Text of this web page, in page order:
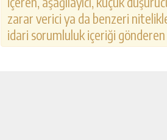
zarar verici ya da benzeri
idari sorumluluk içeriği